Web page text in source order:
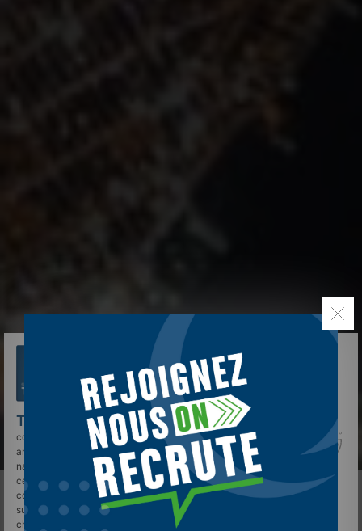
TELLOS
et des sociétés tierces utilisent des
cookies sur
tellos.fr pour personnaliser le contenu, les
annonces, et analyser le trafic. Vos données de
navigation peuvent être collectées et utilisées par
ces tiers. Vous pouvez donner ou retirer votre
consentement globalement ou par finalité en cliquant
sur "Accepter", "Refuser" ou "Gérer mes choix". Votre
choix est conservé pendant 6 mois. Consultez notre